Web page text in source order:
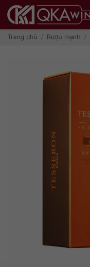
qua
dungTrang chủ / Rượu mạnh /